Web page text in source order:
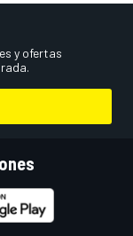
y ofertas